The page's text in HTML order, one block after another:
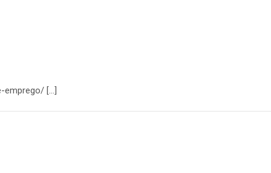
emprego/ […]